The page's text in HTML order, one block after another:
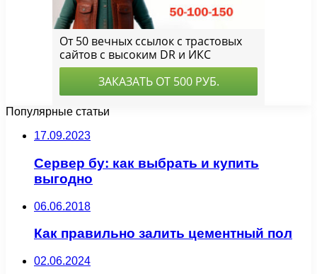
Популярные статьи
17.09.2023
Сервер бу: как выбрать и купить
выгодно
06.06.2018
Как правильно залить цементный пол
02.06.2024